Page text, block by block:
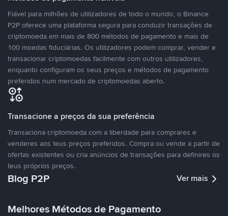
Fiável para milhões de utilizadores de todo o mundo, o Binance
P2P oferece uma plataforma segura para conduzir transações de
criptomoeda em mais de 800 métodos de pagamento e mais de
100 moedas fiduciárias. Os utilizadores podem comprar, vender e
transacionar criptomoedas facilmente com outros utilizadores,
enquanto configuram os seus preços e métodos de pagamento
preferidos num mercado de criptomoedas aberto.
Transacione a preços da sua preferência
Transaciona criptomoeda com a liberdade para comprares e
venderes aos teus preços preferidos. Compra ou vende a partir de
ofertas existentes ou cria anúncios de transações para definires os
teus próprios preços.
Blog P2P Ver mais
Melhores Métodos de Pagamento